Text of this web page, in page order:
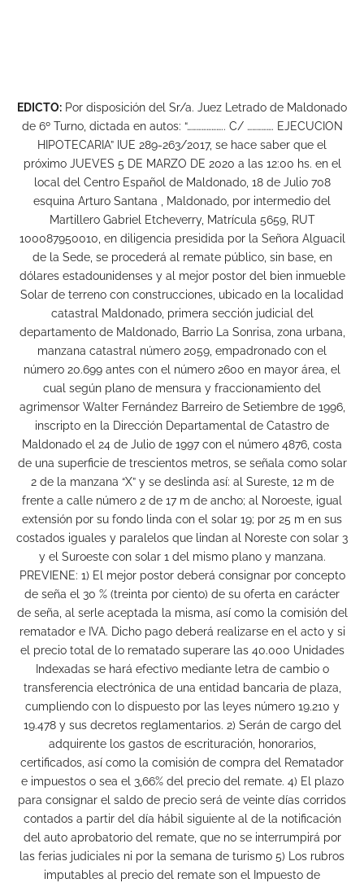
EDICTO: Por disposición del Sr/a. Juez Letrado de Maldonado
de 6º Turno, dictada en autos: “………………….. C/ ……………. EJECUCION
HIPOTECARIA” IUE 289-263/2017, se hace saber que el
próximo JUEVES 5 DE MARZO DE 2020 a las 12:00 hs. en el
local del Centro Español de Maldonado, 18 de Julio 708
esquina Arturo Santana , Maldonado, por intermedio del
Martillero Gabriel Etcheverry, Matrícula 5659, RUT
100087950010, en diligencia presidida por la Señora Alguacil
de la Sede, se procederá al remate público, sin base, en
dólares estadounidenses y al mejor postor del bien inmueble
Solar de terreno con construcciones, ubicado en la localidad
catastral Maldonado, primera sección judicial del
departamento de Maldonado, Barrio La Sonrisa, zona urbana,
manzana catastral número 2059, empadronado con el
número 20.699 antes con el número 2600 en mayor área, el
cual según plano de mensura y fraccionamiento del
agrimensor Walter Fernández Barreiro de Setiembre de 1996,
inscripto en la Dirección Departamental de Catastro de
Maldonado el 24 de Julio de 1997 con el número 4876, costa
de una superficie de trescientos metros, se señala como solar
2 de la manzana “X” y se deslinda así: al Sureste, 12 m de
frente a calle número 2 de 17 m de ancho; al Noroeste, igual
extensión por su fondo linda con el solar 19; por 25 m en sus
costados iguales y paralelos que lindan al Noreste con solar 3
y el Suroeste con solar 1 del mismo plano y manzana.
PREVIENE: 1) El mejor postor deberá consignar por concepto
de seña el 30 % (treinta por ciento) de su oferta en carácter
de seña, al serle aceptada la misma, así como la comisión del
rematador e IVA. Dicho pago deberá realizarse en el acto y si
el precio total de lo rematado superare las 40.000 Unidades
Indexadas se hará efectivo mediante letra de cambio o
transferencia electrónica de una entidad bancaria de plaza,
cumpliendo con lo dispuesto por las leyes número 19.210 y
19.478 y sus decretos reglamentarios. 2) Serán de cargo del
adquirente los gastos de escrituración, honorarios,
certificados, así como la comisión de compra del Rematador
e impuestos o sea el 3,66% del precio del remate. 4) El plazo
para consignar el saldo de precio será de veinte días corridos
contados a partir del día hábil siguiente al de la notificación
del auto aprobatorio del remate, que no se interrumpirá por
las ferias judiciales ni por la semana de turismo 5) Los rubros
imputables al precio del remate son el Impuesto de